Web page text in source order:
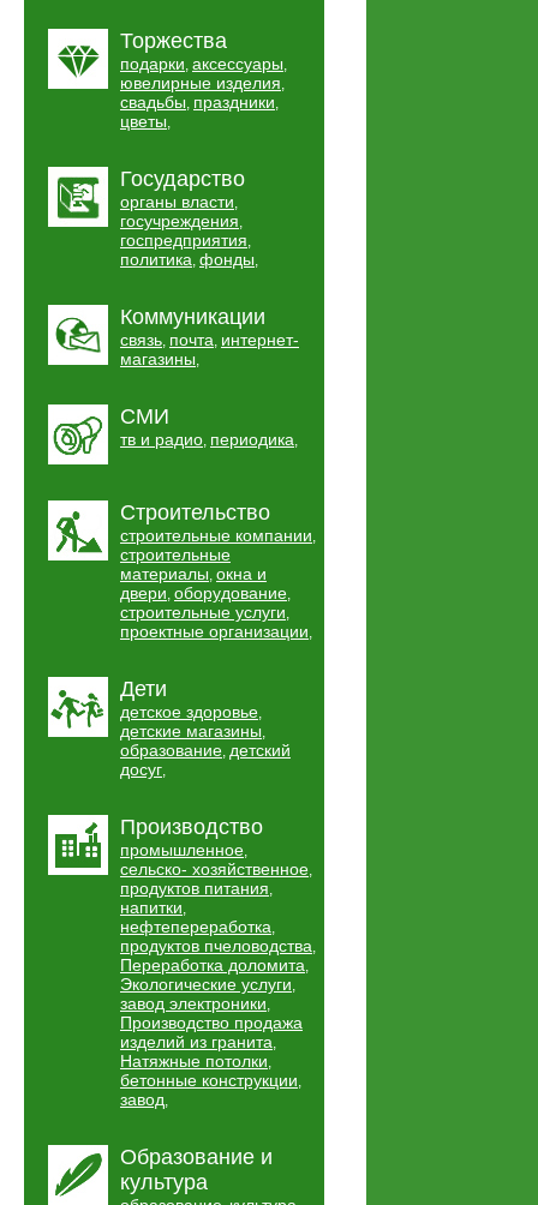
Торжества
подарки, аксессуары,
ювелирные изделия,
свадьбы, праздники,
цветы,
Государство
органы власти,
госучреждения,
госпредприятия,
политика, фонды,
Коммуникации
связь, почта, интернет-
магазины,
СМИ
тв и радио, периодика,
Строительство
строительные компании,
строительные
материалы, окна и
двери, оборудование,
строительные услуги,
проектные организации,
Дети
детское здоровье,
детские магазины,
образование, детский
досуг,
Производство
промышленное,
сельско- хозяйственное,
продуктов питания,
напитки,
нефтепереработка,
продуктов пчеловодства,
Переработка доломита,
Экологические услуги,
завод электроники,
Производство продажа
изделий из гранита,
Натяжные потолки,
бетонные конструкции,
завод,
Образование и
культура